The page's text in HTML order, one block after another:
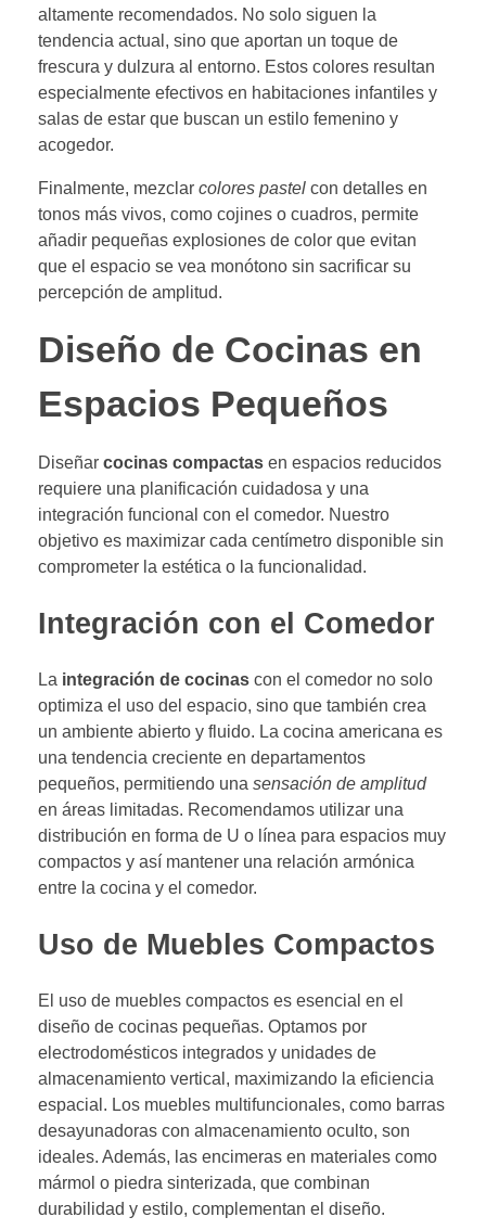
altamente recomendados. No solo siguen la
tendencia actual, sino que aportan un toque de
frescura y dulzura al entorno. Estos colores resultan
especialmente efectivos en habitaciones infantiles y
salas de estar que buscan un estilo femenino y
acogedor.
Finalmente, mezclar colores pastel con detalles en
tonos más vivos, como cojines o cuadros, permite
añadir pequeñas explosiones de color que evitan
que el espacio se vea monótono sin sacrificar su
percepción de amplitud.
Diseño de Cocinas en
Espacios Pequeños
Diseñar cocinas compactas en espacios reducidos
requiere una planificación cuidadosa y una
integración funcional con el comedor. Nuestro
objetivo es maximizar cada centímetro disponible sin
comprometer la estética o la funcionalidad.
Integración con el Comedor
La integración de cocinas con el comedor no solo
optimiza el uso del espacio, sino que también crea
un ambiente abierto y fluido. La cocina americana es
una tendencia creciente en departamentos
pequeños, permitiendo una sensación de amplitud
en áreas limitadas. Recomendamos utilizar una
distribución en forma de U o línea para espacios muy
compactos y así mantener una relación armónica
entre la cocina y el comedor.
Uso de Muebles Compactos
El uso de muebles compactos es esencial en el
diseño de cocinas pequeñas. Optamos por
electrodomésticos integrados y unidades de
almacenamiento vertical, maximizando la eficiencia
espacial. Los muebles multifuncionales, como barras
desayunadoras con almacenamiento oculto, son
ideales. Además, las encimeras en materiales como
mármol o piedra sinterizada, que combinan
durabilidad y estilo, complementan el diseño.